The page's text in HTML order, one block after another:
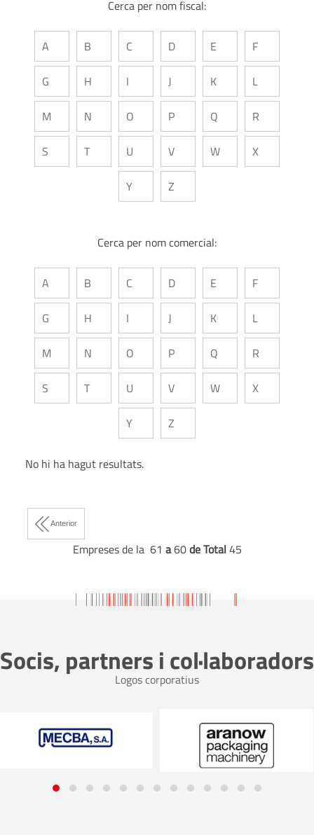
Cerca per nom fiscal:
A B C D E F
G H I J K L
M N O P Q R
S T U V W X
Y Z
Cerca per nom comercial:
A B C D E F
G H I J K L
M N O P Q R
S T U V W X
Y Z
No hi ha hagut resultats.
Anterior
Empreses de la 61 a60de Total 45
Socis, partners i col·laboradors
Logos corporatius